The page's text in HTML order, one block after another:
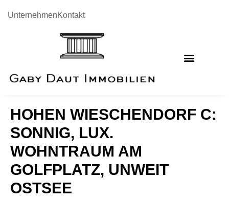
UnternehmenKontakt
HOHEN WIESCHENDORF C:
SONNIG, LUX.
WOHNTRAUM AM
GOLFPLATZ, UNWEIT
OSTSEE